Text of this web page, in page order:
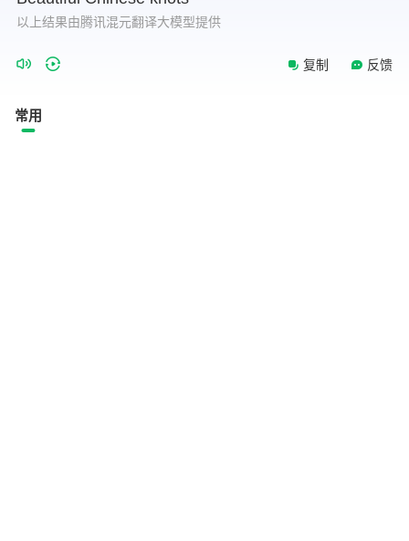
以上结果由腾讯混元翻译大模型提供
复制 反馈
常用